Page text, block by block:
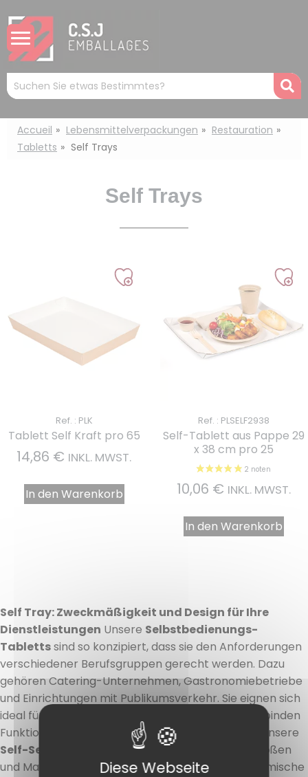
Mots
clés
:
Accueil Lebensmittelverpackungen
Restauration
Tabletts
Self Trays
Self Trays
Ref. : PLK
Tablett Self Kraft pro 65
14,86 € INKL. MWST.
In den Warenkorb
Ref. : PLSELF2938
Self-Tablett aus Pappe 29
x 38 cm pro 25
10,06 € INKL. MWST.
In den Warenkorb
Self Tray: Zweckmäßigkeit und Design für Ihre
Dienstleistungen Unsere Selbstbedienungs-
Tablettssind so konzipiert, dass sie den Anforderungen
verschiedener Berufsgruppen gerecht werden. Dazu
gehören Catering-Unternehmen, Gastronomiebetriebe
und Einrichtungen mit Publikumsverkehr. Sie eignen sich
ideal für Cafeterias, Kantinen und Buffets und verbinden
Funktionalität, Widerstandsfähigkeit und Design. Unsere
Self-Service-Tabletts
sind in verschiedenen Größen
und Materialien erhältlich und bieten eine ergonomische
Diese Webseite